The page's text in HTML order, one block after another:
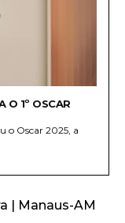
O 1º OSCAR
o Oscar 2025, a
| Manaus-AM